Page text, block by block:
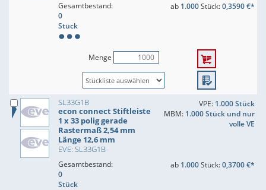
Gesamtbestand:
0
Stück
ab 1.000Stück:0,3590 €*
Menge
SL33G1B
econ connect Stiftleiste
1 x 33 polig gerade
Rastermaß 2,54 mm
Länge 12,6 mm
EVE: SL33G1B
VPE: 1.000 Stück
MBM: 1.000 Stück und nur
volle VE
Gesamtbestand:
0
Stück
ab 1.000Stück:0,3700 €*